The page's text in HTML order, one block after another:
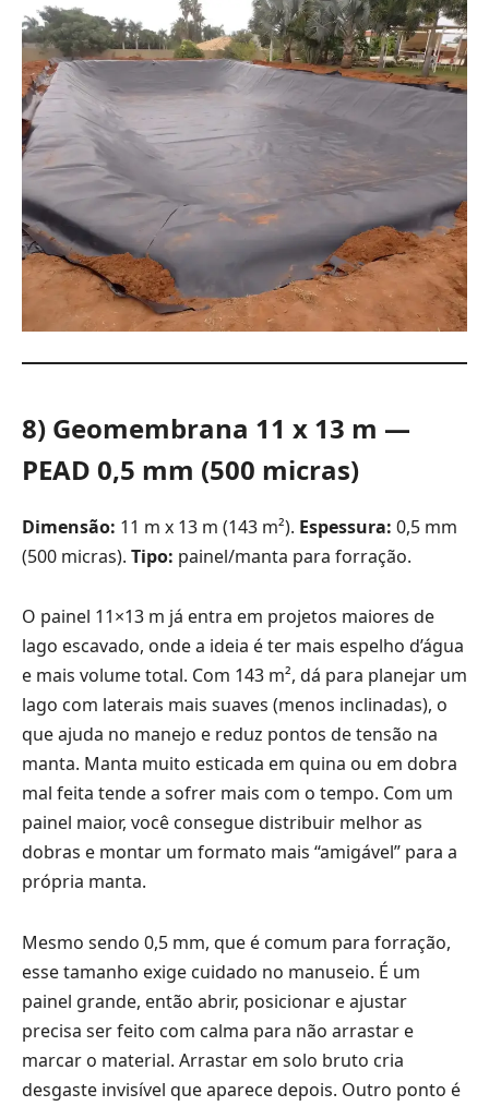
8) Geomembrana 11 x 13 m —
PEAD 0,5 mm (500 micras)
Dimensão: 11 m x 13 m (143 m²). Espessura: 0,5 mm
(500 micras). Tipo: painel/manta para forração.
O painel 11×13 m já entra em projetos maiores de
lago escavado, onde a ideia é ter mais espelho d’água
e mais volume total. Com 143 m², dá para planejar um
lago com laterais mais suaves (menos inclinadas), o
que ajuda no manejo e reduz pontos de tensão na
manta. Manta muito esticada em quina ou em dobra
mal feita tende a sofrer mais com o tempo. Com um
painel maior, você consegue distribuir melhor as
dobras e montar um formato mais “amigável” para a
própria manta.
Mesmo sendo 0,5 mm, que é comum para forração,
esse tamanho exige cuidado no manuseio. É um
painel grande, então abrir, posicionar e ajustar
precisa ser feito com calma para não arrastar e
marcar o material. Arrastar em solo bruto cria
desgaste invisível que aparece depois. Outro ponto é